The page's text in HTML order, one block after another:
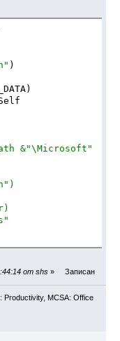
)
&"\Microsoft"
от shs » Записан
Productivity, MCSA: Office